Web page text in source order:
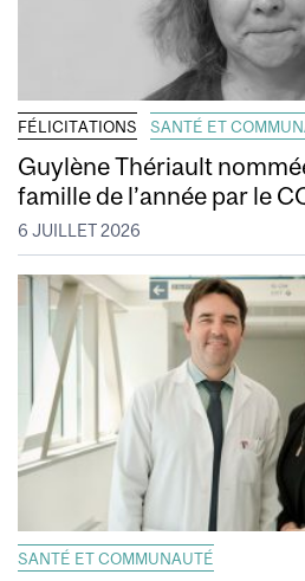
FÉLICITATIONS SANTÉ ET
Guylène Thériault
famille de l’année par le
6 JUILLET 2026
SANTÉ ET COMMUNAUTÉ